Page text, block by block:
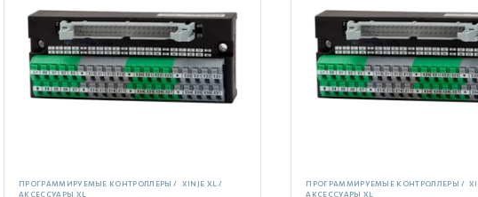
ПРОГРАММИРУЕМЫЕ КОНТРОЛЛЕРЫ
XINJE XL
АКСЕССУАРЫ XL
ПРОГРАММИРУЕМЫЕ КОНТРОЛЛЕРЫ
АКСЕССУАРЫ XL